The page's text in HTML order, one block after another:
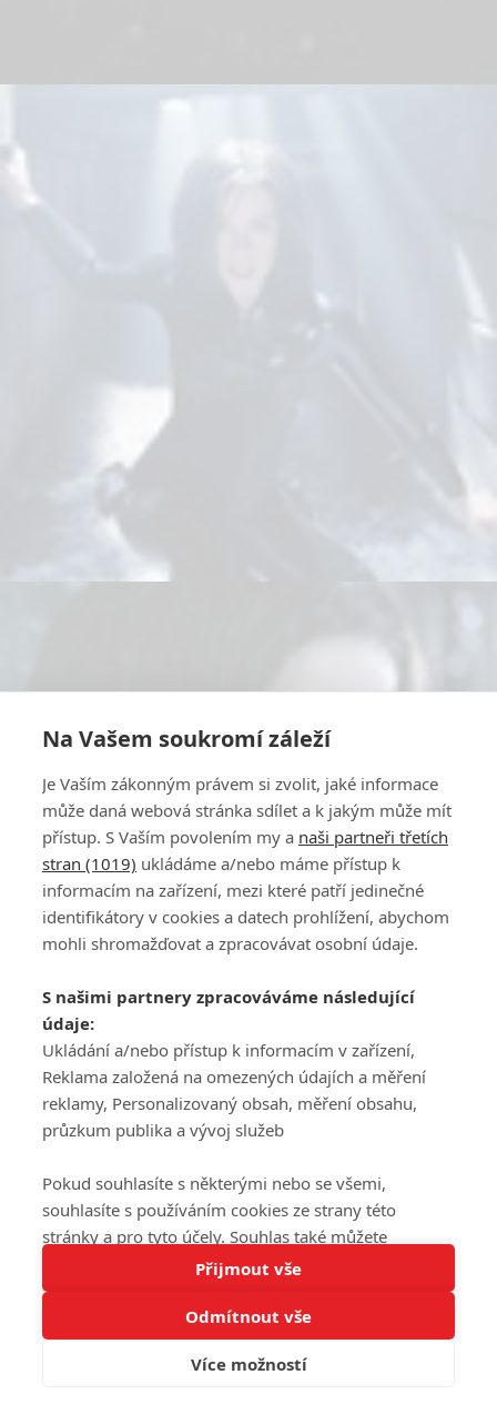
Tato stránka používá soubory cookies.
Rozumím
Na Vašem soukromí záleží
Je Vaším zákonným právem si zvolit, jaké informace
může daná webová stránka sdílet a k jakým může mít
přístup. S Vaším povolením my a naši partneři třetích
stran (1019) ukládáme a/nebo máme přístup k
informacím na zařízení, mezi které patří jedinečné
identifikátory v cookies a datech prohlížení, abychom
mohli shromažďovat a zpracovávat osobní údaje.
S našimi partnery zpracováváme následující
údaje:
Ukládání a/nebo přístup k informacím v zařízení,
Reklama založená na omezených údajích a měření
reklamy, Personalizovaný obsah, měření obsahu,
průzkum publika a vývoj služeb
Pokud souhlasíte s některými nebo se všemi,
souhlasíte s používáním cookies ze strany této
stránky a pro tyto účely. Souhlas také můžete
odmítnout, ale v takovém případě vám na stránce
nebudou k dispozici některé personalizované funkce.
Vaše volby souhlasu se budou vztahovat pouze na
tuto webovou stránku. Vaše nastavení a odvolání
souhlasu můžete kdykoli změnit na stránce s
Přijmout vše
Odmítnout vše
Více možností